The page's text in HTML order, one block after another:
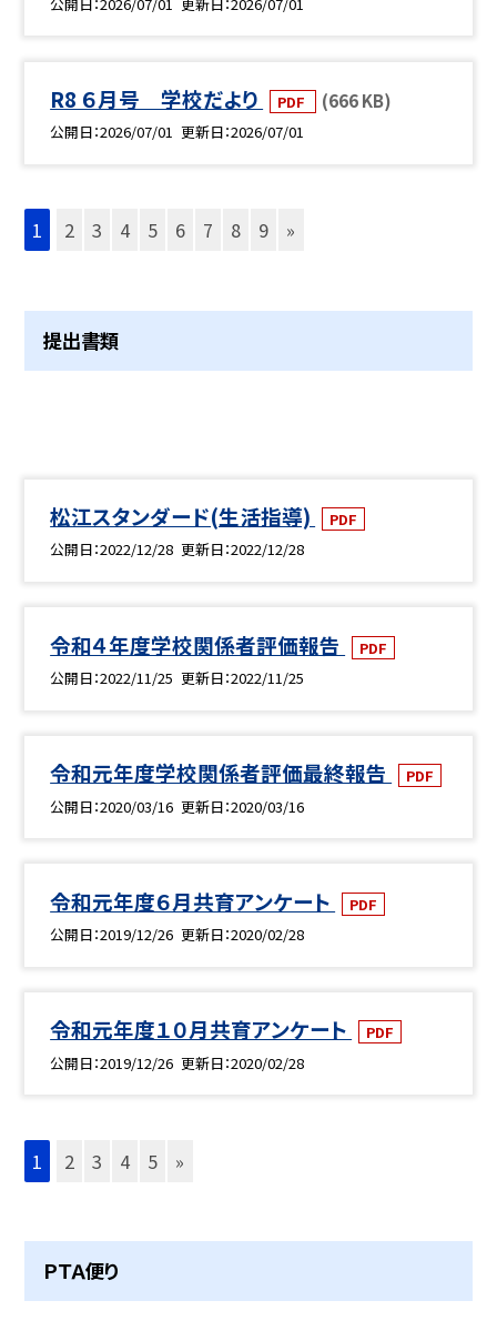
R8 ６月号 学校だより PDF (666 KB)
公開日 2026/07/01 更新日 2026/07/01
1 2 3 4 5 6 7 8 9 »
提出書類
松江スタンダード(生活指導)
PDF
公開日 2022/12/28 更新日 2022/12/28
令和４年度学校関係者評価報告
PDF
公開日 2022/11/25 更新日 2022/11/25
令和元年度学校関係者評価最終報告
PDF
公開日 2020/03/16 更新日 2020/03/16
令和元年度６月共育アンケート
PDF
公開日 2019/12/26 更新日 2020/02/28
令和元年度１０月共育アンケート
PDF
公開日 2019/12/26 更新日 2020/02/28
1 2 3 4 5 »
ＰＴＡ便り